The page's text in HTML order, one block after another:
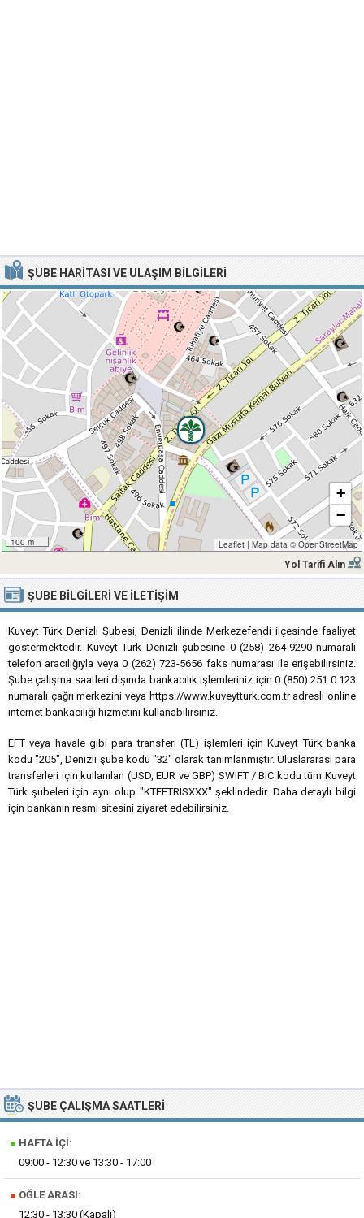
ŞUBE HARITASI VE ULAŞIM BILGILERI
100 m
+
−
Leaflet | Map data © OpenStreetMap
Yol Tarifi Alın
ŞUBE BILGILERI VE İLETIŞIM
Kuveyt Türk Denizli Şubesi, Denizli ilinde Merkezefendi ilçesinde faaliyet
göstermektedir. Kuveyt Türk Denizli şubesine 0 (258) 264-9290 numaralı
telefon aracılığıyla veya 0 (262) 723-5656 faks numarası ile erişebilirsiniz.
Şube çalışma saatleri dışında bankacılık işlemleriniz için 0 (850) 251 0 123
numaralı çağrı merkezini veya https://www.kuveytturk.com.tr adresli online
internet bankacılığı hizmetini kullanabilirsiniz.
EFT veya havale gibi para transferi (TL) işlemleri için Kuveyt Türk banka
kodu "205", Denizli şube kodu "32" olarak tanımlanmıştır. Uluslararası para
transferleri için kullanılan (USD, EUR ve GBP) SWIFT / BIC kodu tüm Kuveyt
Türk şubeleri için aynı olup "KTEFTRISXXX" şeklindedir. Daha detaylı bilgi
için bankanın resmi sitesini ziyaret edebilirsiniz.
ŞUBE ÇALIŞMA SAATLERI
■ HAFTA İÇI:
09:00 - 12:30 ve 13:30 - 17:00
■ ÖĞLE ARASI:
12:30 - 13:30 (Kapalı)